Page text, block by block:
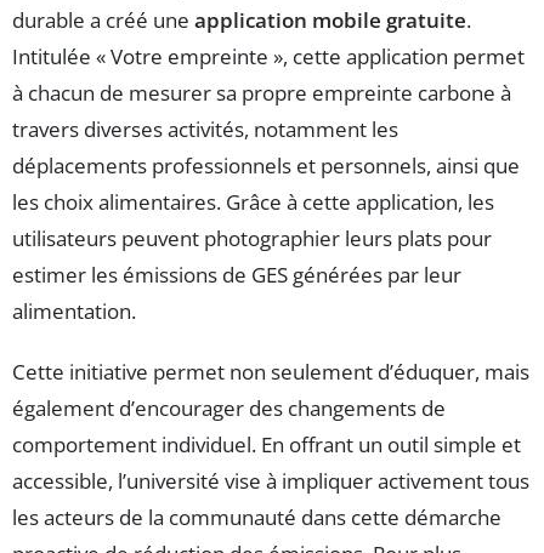
durable a créé une application mobile gratuite.
Intitulée « Votre empreinte », cette application permet
à chacun de mesurer sa propre empreinte carbone à
travers diverses activités, notamment les
déplacements professionnels et personnels, ainsi que
les choix alimentaires. Grâce à cette application, les
utilisateurs peuvent photographier leurs plats pour
estimer les émissions de GES générées par leur
alimentation.
Cette initiative permet non seulement d’éduquer, mais
également d’encourager des changements de
comportement individuel. En offrant un outil simple et
accessible, l’université vise à impliquer activement tous
les acteurs de la communauté dans cette démarche